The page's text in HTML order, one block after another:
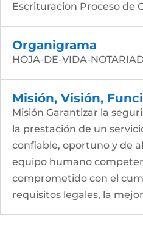
Escrituracion Proceso de
Organigrama
HOJA-DE-VIDA-
Misión, Visión,
Misión Garantizar la
la prestación de un
confiable, oportuno y de
equipo humano
comprometido con el
requisitos legales, la